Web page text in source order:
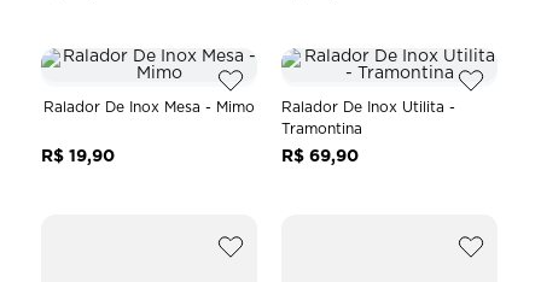
Ralador De Inox Mesa - Mimo
R$ 19,90
Ralador De Inox Utilita -
Tramontina
R$ 69,90